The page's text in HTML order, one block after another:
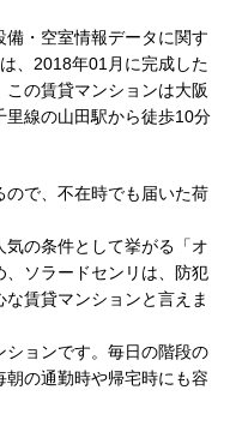
・空室情報データに関す
、2018年01月に完成した
の賃貸マンションは大阪
里線の山田駅から徒歩10分
ので、不在時でも届いた荷
の条件として挙がる「オ
、ソラードセンリは、防犯
賃貸マンションと言えま
ションです。毎日の階段の
朝の通勤時や帰宅時にも容